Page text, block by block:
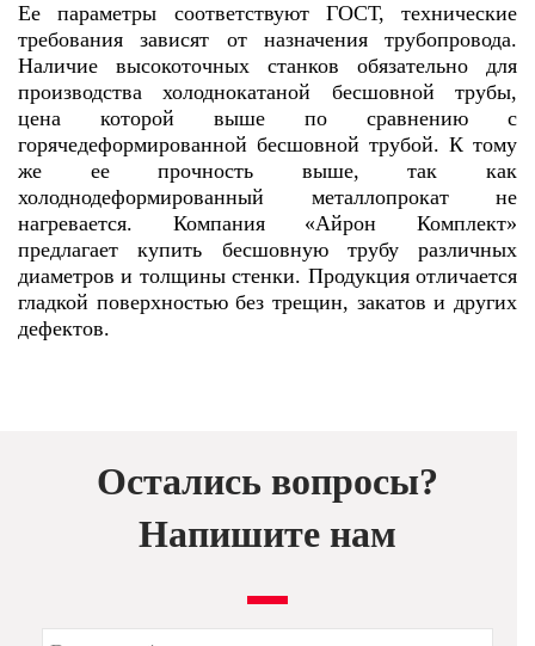
Ее параметры соответствуют ГОСТ, технические
требования зависят от назначения трубопровода.
Наличие высокоточных станков обязательно для
производства холоднокатаной бесшовной трубы,
цена которой выше по сравнению с
горячедеформированной бесшовной трубой. К тому
же ее прочность выше, так как
холоднодеформированный металлопрокат не
нагревается. Компания «Айрон Комплект»
предлагает купить бесшовную трубу различных
диаметров и толщины стенки. Продукция отличается
гладкой поверхностью без трещин, закатов и других
дефектов.
Остались вопросы?
Напишите нам